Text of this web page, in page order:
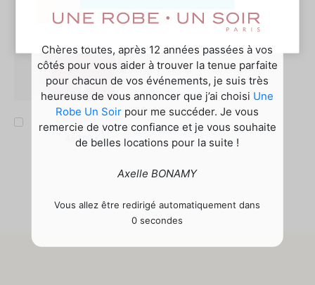
450,00 €
Chères toutes, après 12 années passées à vos
côtés pour vous aider à trouver la tenue parfaite
pour chacun de vos événements, je suis très
heureuse de vous annoncer que j’ai choisi Une
Robe Un Soir pour me succéder. Je vous
remercie de votre confiance et je vous souhaite
de belles locations pour la suite !
Axelle BONAMY
Vous allez être redirigé automatiquement dans
0 secondes